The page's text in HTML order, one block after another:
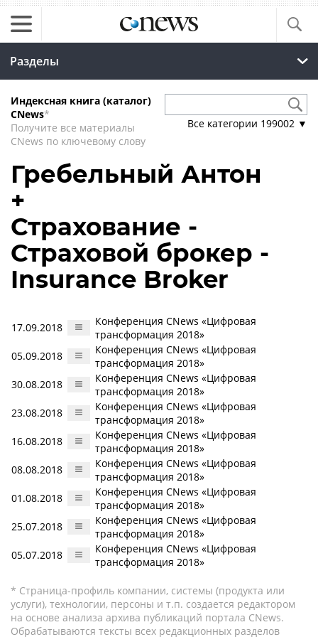
Разделы
Индексная книга (каталог)
CNews*
Получите все материалы
CNews по ключевому слову
Все категории 199002 ▼
Гребельный Антон
+
Страхование -
Страховой брокер -
Insurance Broker
17.09.2018
Конференция CNews «Цифровая
трансформация 2018»
05.09.2018
Конференция CNews «Цифровая
трансформация 2018»
30.08.2018
Конференция CNews «Цифровая
трансформация 2018»
23.08.2018
Конференция CNews «Цифровая
трансформация 2018»
16.08.2018
Конференция CNews «Цифровая
трансформация 2018»
08.08.2018
Конференция CNews «Цифровая
трансформация 2018»
01.08.2018
Конференция CNews «Цифровая
трансформация 2018»
25.07.2018
Конференция CNews «Цифровая
трансформация 2018»
05.07.2018
Конференция CNews «Цифровая
трансформация 2018»
* Страница-профиль компании, системы (продукта или
услуги), технологии, персоны и т.п. создается редактором
на основе анализа архива публикаций портала CNews.
Обрабатываются тексты всех редакционных разделов